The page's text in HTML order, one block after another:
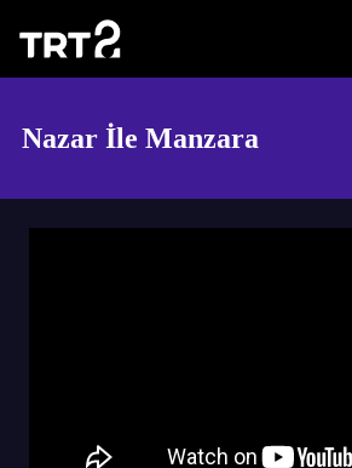
Nazar İle Manzara